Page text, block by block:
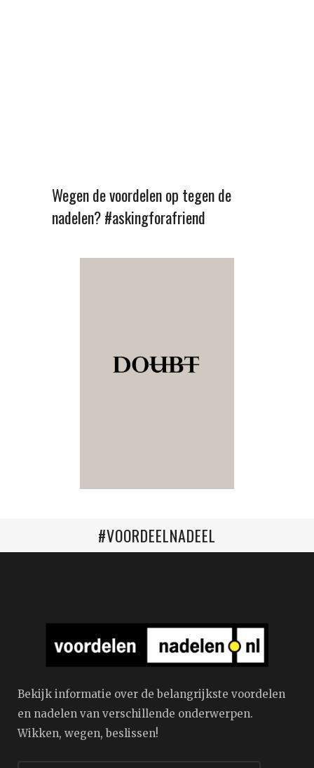
Wegen de voordelen op tegen de
nadelen? #askingforafriend
#VOORDEELNADEEL
Bekijk informatie over de belangrijkste voordelen
en nadelen van verschillende onderwerpen.
Wikken, wegen, beslissen!